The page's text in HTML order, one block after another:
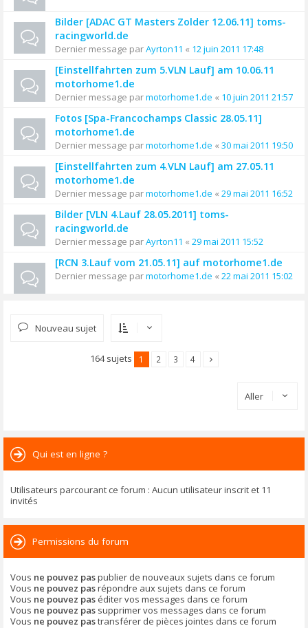
Bilder [ADAC GT Masters Zolder 12.06.11] toms-
racingworld.de
Dernier message parAyrton11 « 12 juin 2011 17:48
[Einstellfahrten zum 5.VLN Lauf] am 10.06.11
motorhome1.de
Dernier message parmotorhome1.de « 10 juin 2011 21:57
Fotos [Spa-Francochamps Classic 28.05.11]
motorhome1.de
Dernier message parmotorhome1.de « 30 mai 2011 19:50
[Einstellfahrten zum 4.VLN Lauf] am 27.05.11
motorhome1.de
Dernier message parmotorhome1.de « 29 mai 2011 16:52
Bilder [VLN 4.Lauf 28.05.2011] toms-
racingworld.de
Dernier message parAyrton11 « 29 mai 2011 15:52
[RCN 3.Lauf vom 21.05.11] auf motorhome1.de
Dernier message parmotorhome1.de « 22 mai 2011 15:02
Nouveau sujet
164 sujets 1 2 3 4
Aller
Qui est en ligne ?
Utilisateurs parcourant ce forum : Aucun utilisateur inscrit et 11
invités
Permissions du forum
Vous ne pouvez paspublier de nouveaux sujets dans ce forum
Vous ne pouvez pasrépondre aux sujets dans ce forum
Vous ne pouvez pas éditer vos messages dans ce forum
Vous ne pouvez pas supprimer vos messages dans ce forum
Vous ne pouvez pastransférer de pièces jointes dans ce forum